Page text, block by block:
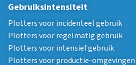
Gebruiksintensiteit
Plotters voor incidenteel gebruik
Plotters voor regelmatig gebruik
Plotters voor intensief gebruik
Plotters voor productie-omgevingen